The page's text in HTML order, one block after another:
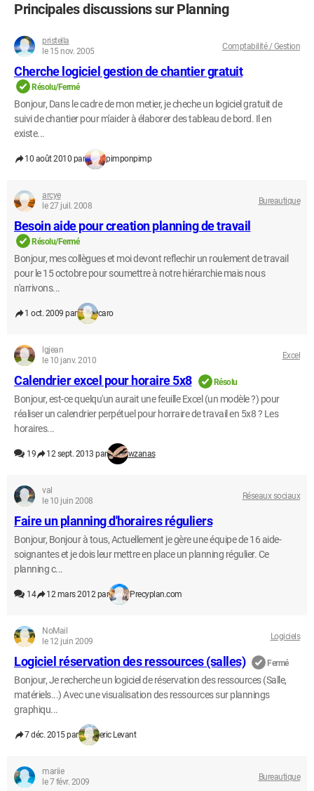
Principales discussions sur Planning
pristella
le 15 nov. 2005
Comptabilité / Gestion
Cherche logiciel gestion de chantier gratuit
Résolu/Fermé
Bonjour, Dans le cadre de mon metier, je cheche un logiciel gratuit de
suivi de chantier pour m'aider à élaborer des tableau de bord. Il en
existe...
10 août 2010 par pimponpimp
arcye
le 27 juil. 2008
Bureautique
Besoin aide pour creation planning de travail
Résolu/Fermé
Bonjour, mes collègues et moi devont reflechir un roulement de travail
pour le 15 octobre pour soumettre à notre hiérarchie mais nous
n'arrivons...
1 oct. 2009 par caro
lgjean
le 10 janv. 2010
Excel
Calendrier excel pour horaire 5x8 Résolu
Bonjour, est-ce quelqu'un aurait une feuille Excel (un modèle ?) pour
réaliser un calendrier perpétuel pour horraire de travail en 5x8 ? Les
horaires...
19 12 sept. 2013 par wzanas
val
le 10 juin 2008
Réseaux sociaux
Faire un planning d'horaires réguliers
Bonjour, Bonjour à tous, Actuellement je gère une équipe de 16 aide-
soignantes et je dois leur mettre en place un planning régulier. Ce
planning c...
14 12 mars 2012 par Precyplan.com
NoMail
le 12 juin 2009
Logiciels
Logiciel réservation des ressources (salles) Fermé
Bonjour, Je recherche un logiciel de réservation des ressources (Salle,
matériels...) Avec une visualisation des ressources sur plannings
graphiqu...
7 déc. 2015 par eric Levant
mariie
le 7 févr. 2009
Bureautique